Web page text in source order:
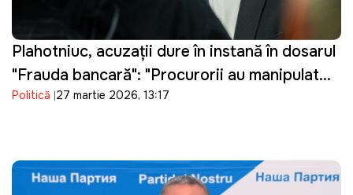
Plahotniuc, acuzații dure în instanță în dosarul
"Frauda bancară": "Procurorii au manipulat
probele"
Politică 27 martie 2026, 13:17